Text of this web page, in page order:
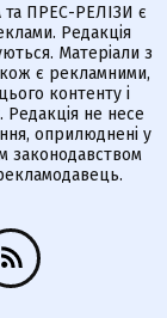
та ПРЕС-РЕЛІЗИ є
Редакція
Матеріали з
є рекламними,
контенту і
Редакція не несе
оприлюднені у
законодавством